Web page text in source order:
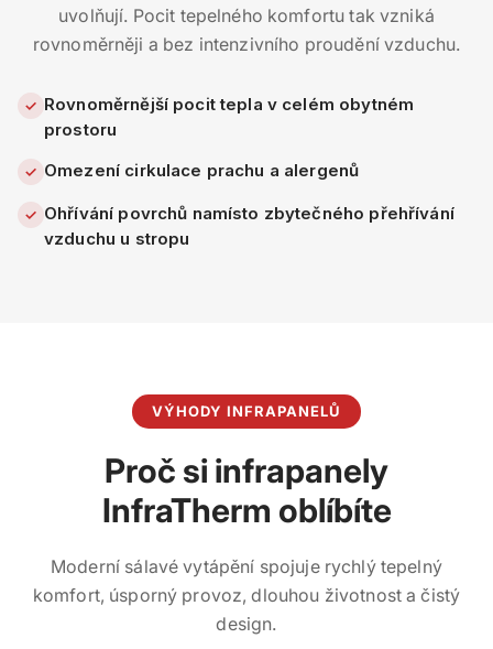
uvolňují. Pocit tepelného komfortu tak vzniká
rovnoměrněji a bez intenzivního proudění vzduchu.
✓ Rovnoměrnější pocit tepla v celém obytném
prostoru
✓ Omezení cirkulace prachu a alergenů
✓ Ohřívání povrchů namísto zbytečného přehřívání
vzduchu u stropu
VÝHODY INFRAPANELŮ
Proč si infrapanely
InfraTherm oblíbíte
Moderní sálavé vytápění spojuje rychlý tepelný
komfort, úsporný provoz, dlouhou životnost a čistý
design.